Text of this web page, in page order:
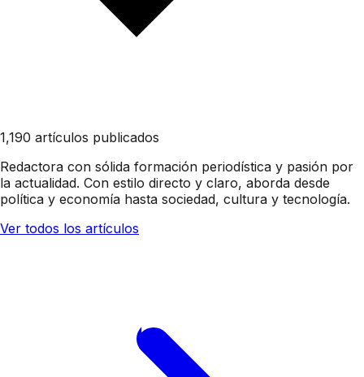
1,190 artículos publicados
Redactora con sólida formación periodística y pasión por
la actualidad. Con estilo directo y claro, aborda desde
política y economía hasta sociedad, cultura y tecnología.
Ver todos los artículos